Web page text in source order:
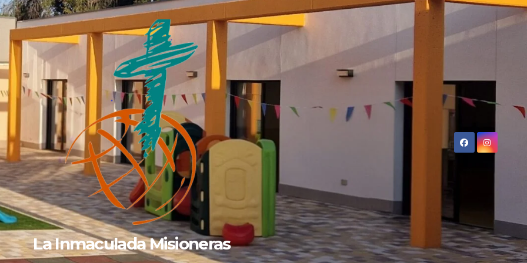
La Inmaculada Misioneras